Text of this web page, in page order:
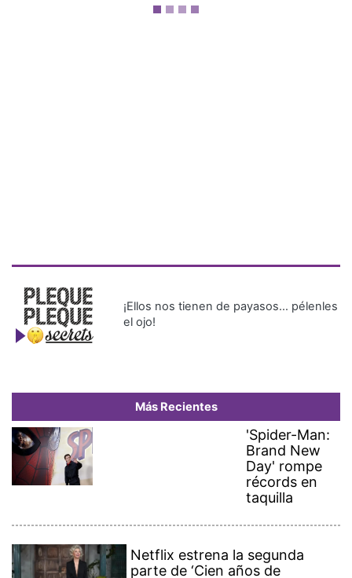
¡Ellos nos tienen de payasos… pélenles
el ojo!
Más Recientes
'Spider-Man:
Brand New
Day' rompe
récords en
taquilla
Netflix estrena la segunda
parte de ‘Cien años de